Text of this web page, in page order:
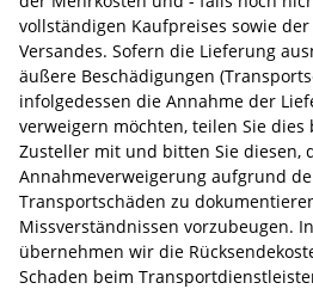
vollständigen Kaufpreises sowie
Versandes. Sofern die Lieferung
äußere Beschädigungen
infolgedessen die Annahme der
verweigern möchten, teilen Sie
Zusteller mit und bitten Sie diesen,
Annahmeverweigerung aufgrund
Transportschäden zu
Missverständnissen vorzubeugen.
übernehmen wir die
Schaden beim